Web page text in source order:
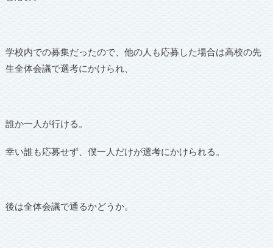
学校内での募集だったので、他の人も応募した場合は高校の先
生全体会議で選考にかけられ、
誰か一人が行ける。
幸い誰も応募せず、僕一人だけが選考にかけられる。
後は全体会議で通るかどうか。